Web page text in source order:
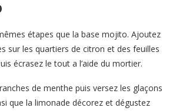
étapes que la base mojito. Ajoutez
sur les quartiers de citron et des feuilles
écrasez le tout a l’aide du mortier.
de menthe puis versez les glaçons
que la limonade décorez et dégustez